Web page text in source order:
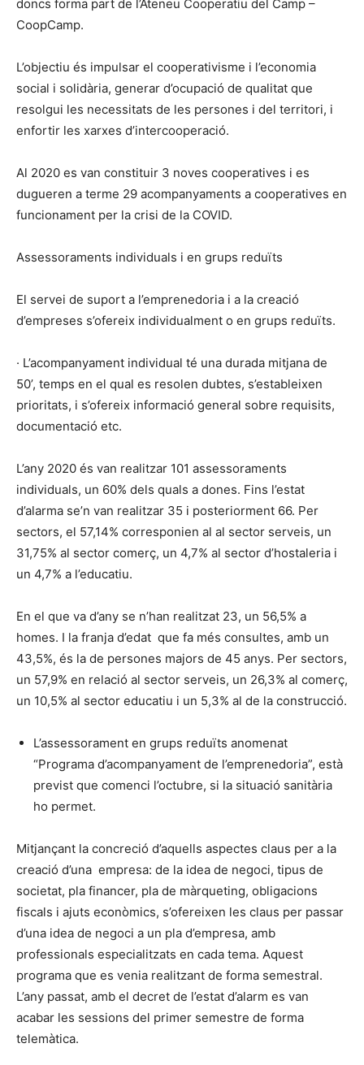
doncs forma part de l’Ateneu Cooperatiu del Camp –
CoopCamp.
L’objectiu és impulsar el cooperativisme i l’economia
social i solidària, generar d’ocupació de qualitat que
resolgui les necessitats de les persones i del territori, i
enfortir les xarxes d’intercooperació.
Al 2020 es van constituir 3 noves cooperatives i es
dugueren a terme 29 acompanyaments a cooperatives en
funcionament per la crisi de la COVID.
Assessoraments individuals i en grups reduïts
El servei de suport a l’emprenedoria i a la creació
d’empreses s’ofereix individualment o en grups reduïts.
· L’acompanyament individual té una durada mitjana de
50’, temps en el qual es resolen dubtes, s’estableixen
prioritats, i s’ofereix informació general sobre requisits,
documentació etc.
L’any 2020 és van realitzar 101 assessoraments
individuals, un 60% dels quals a dones. Fins l’estat
d’alarma se’n van realitzar 35 i posteriorment 66. Per
sectors, el 57,14% corresponien al al sector serveis, un
31,75% al sector comerç, un 4,7% al sector d’hostaleria i
un 4,7% a l’educatiu.
En el que va d’any se n’han realitzat 23, un 56,5% a
homes. I la franja d’edat que fa més consultes, amb un
43,5%, és la de persones majors de 45 anys. Per sectors,
un 57,9% en relació al sector serveis, un 26,3% al comerç,
un 10,5% al sector educatiu i un 5,3% al de la construcció.
L’assessorament en grups reduïts anomenat
“Programa d’acompanyament de l’emprenedoria”, està
previst que comenci l’octubre, si la situació sanitària
ho permet.
Mitjançant la concreció d’aquells aspectes claus per a la
creació d’una empresa: de la idea de negoci, tipus de
societat, pla financer, pla de màrqueting, obligacions
fiscals i ajuts econòmics, s’ofereixen les claus per passar
d’una idea de negoci a un pla d’empresa, amb
professionals especialitzats en cada tema. Aquest
programa que es venia realitzant de forma semestral.
L’any passat, amb el decret de l’estat d’alarm es van
acabar les sessions del primer semestre de forma
telemàtica.